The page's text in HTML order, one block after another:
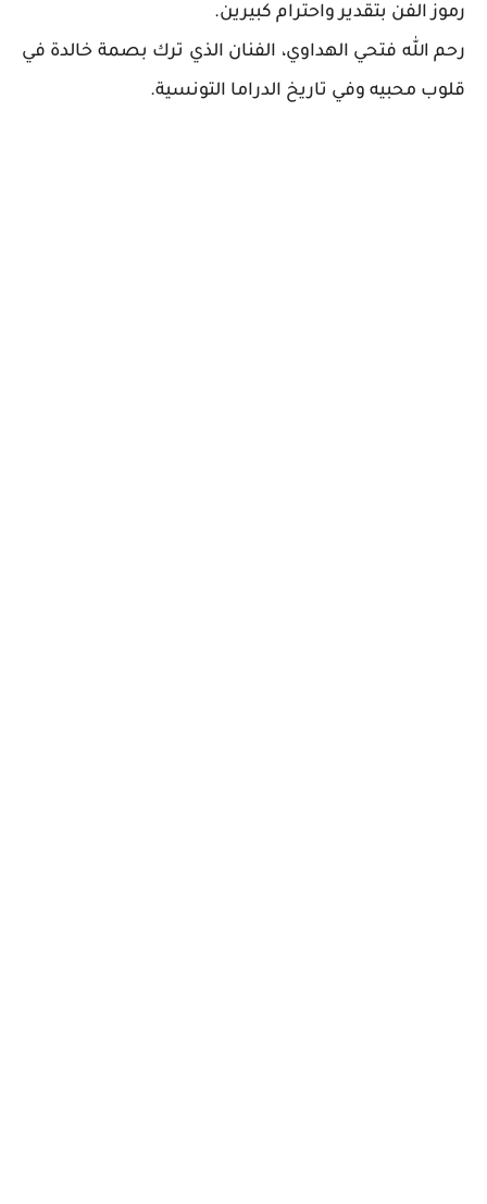
رموز الفن بتقدير واحترام كبيرين.
رحم الله فتحي الهداوي، الفنان الذي ترك بصمة خالدة في
قلوب محبيه وفي تاريخ الدراما التونسية.